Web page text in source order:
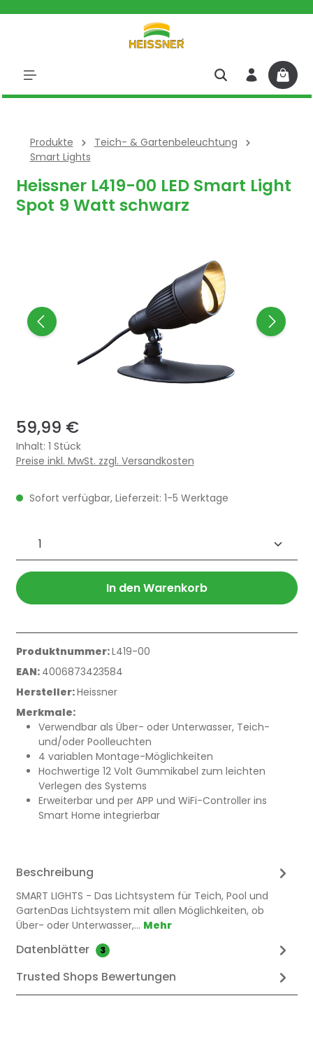
Produkte
Teich- & Gartenbeleuchtung
Smart Lights
Heissner L419-00 LED Smart Light
Spot 9 Watt schwarz
59,99 €
Inhalt: 1 Stück
Preise inkl. MwSt. zzgl. Versandkosten
Sofort verfügbar, Lieferzeit: 1-5 Werktage
Produkt Anzahl: Gib den
In den Warenkorb
Produktnummer:L419-00
EAN: 4006873423584
Hersteller:Heissner
Merkmale:
Verwendbar als Über- oder Unterwasser, Teich-
und/oder Poolleuchten
4 variablen Montage-Möglichkeiten
Hochwertige 12 Volt Gummikabel zum leichten
Verlegen des Systems
Erweiterbar und per APP und WiFi-Controller ins
Smart Home integrierbar
Beschreibung
SMART LIGHTS - Das Lichtsystem für Teich, Pool und
GartenDas Lichtsystem mit allen Möglichkeiten, ob
Über- oder Unterwasser,… Mehr
Datenblätter 3
Trusted Shops Bewertungen